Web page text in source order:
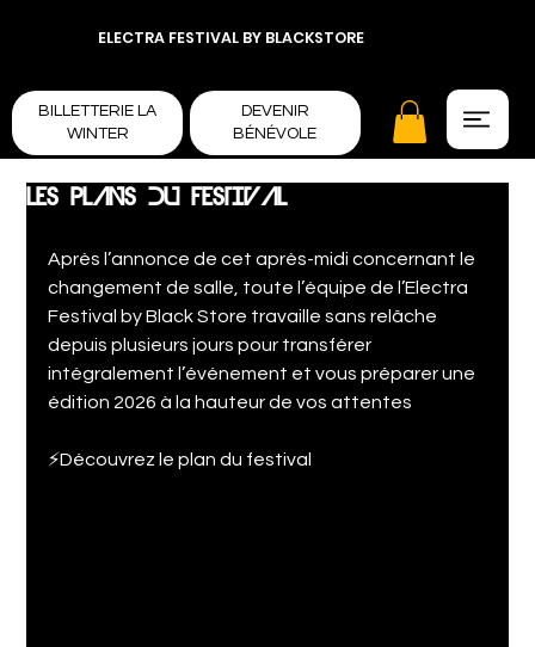
ELECTRA FESTIVAL BY BLACKSTORE
BILLETTERIE LA
WINTER
DEVENIR
BÉNÉVOLE
LES PLANS DU FESTIVAL
Après l’annonce de cet après-midi concernant le
changement de salle, toute l’équipe de l’Electra
Festival by Black Store travaille sans relâche
depuis plusieurs jours pour transférer
intégralement l’événement et vous préparer une
édition 2026 à la hauteur de vos attentes
⚡Découvrez le plan du festival